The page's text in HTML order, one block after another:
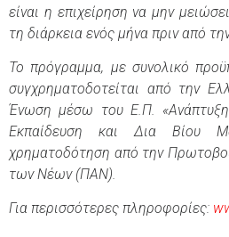
είναι η επιχείρηση να μην
τη διάρκεια ενός μήνα πριν από
Το πρόγραμμα, με συνολικό
συγχρηματοδοτείται από την
Ένωση μέσω του Ε.Π. «Ανάπτυξη
Εκπαίδευση και Δια Βίου
χρηματοδότηση από την
των Νέων (ΠΑΝ).
Για περισσότερες πληροφορίες: